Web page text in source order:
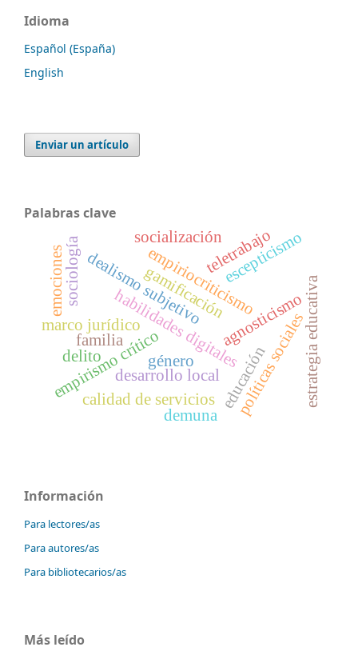
Idioma
Español (España)
English
Enviar un artículo
Palabras clave
empiriocriticismo
empirismo crítico
dealismo subjetivo escepticismo
agnosticismo
habilidades digitales
marco jurídico
teletrabajo
desarrollo local
sociología
políticas sociales
educación estrategia educativa
familia
gamificación
calidad de servicios
género
demuna
emociones
socialización
delito
Información
Para lectores/as
Para autores/as
Para bibliotecarios/as
Más leído